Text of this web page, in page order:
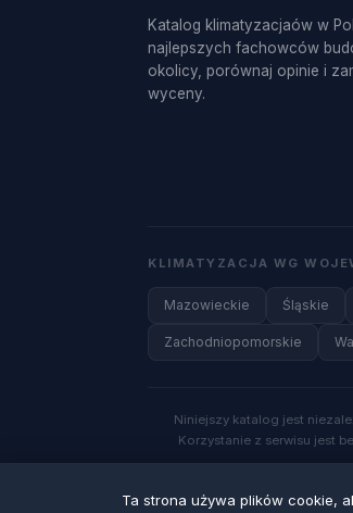
Katalog klimatyzacjaów w
najlepszych fachowców
okolicy, porównaj opinie i
wyceny.
KLIMATYZACJA WG
Mazowieckie Śląskie
Zachodniopomorskie
Niniejszy katalog jest
Korzystanie z serwisu jest
© 2026 Klimatyzacja. Wszelkie
Ta strona używa plików cookie,